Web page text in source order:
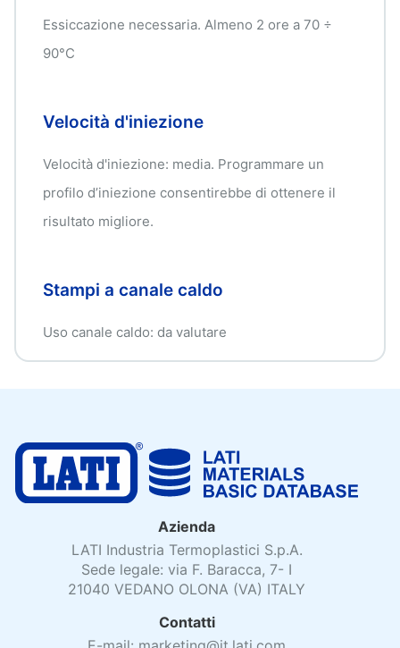
Essiccazione necessaria. Almeno 2 ore a 70 ÷
90°C
Velocità d'iniezione
Velocità d'iniezione: media. Programmare un
profilo d’iniezione consentirebbe di ottenere il
risultato migliore.
Stampi a canale caldo
Uso canale caldo: da valutare
Azienda
LATI Industria Termoplastici S.p.A.
Sede legale: via F. Baracca, 7- I
21040 VEDANO OLONA (VA) ITALY
Contatti